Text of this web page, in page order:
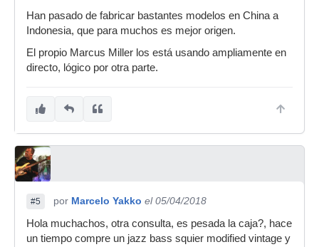
Han pasado de fabricar bastantes modelos en China a
Indonesia, que para muchos es mejor origen.
El propio Marcus Miller los está usando ampliamente en
directo, lógico por otra parte.
#5 por Marcelo Yakko el 05/04/2018
Hola muchachos, otra consulta, es pesada la caja?, hace
un tiempo compre un jazz bass squier modified vintage y